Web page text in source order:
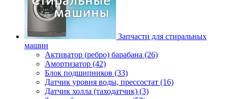
Запчасти для стиральных
машин
Активатор (ребро) барабана (26)
Амортизатор (42)
Блок подшипников (33)
Датчик уровня воды, прессостат (16)
Датчик холла (таходатчик) (3)